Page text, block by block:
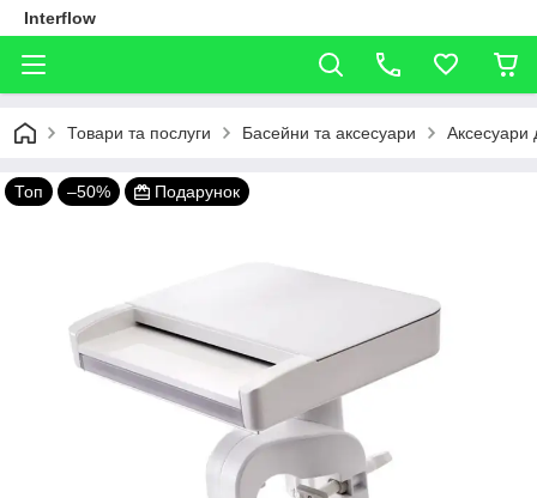
Interflow
Товари та послуги Басейни та аксесуари Аксесуари
Топ –50% Подарунок